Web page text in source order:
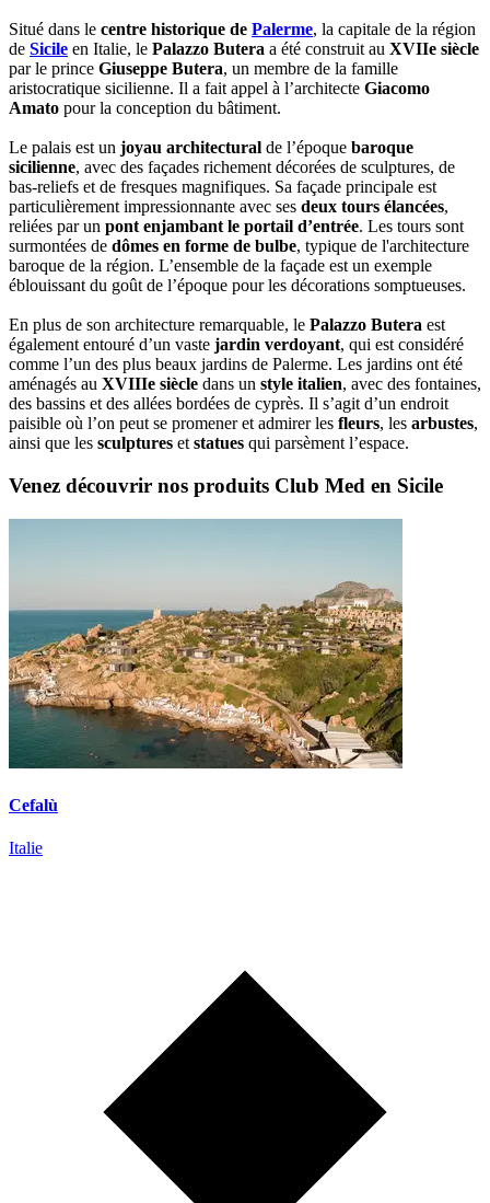
Situé dans le centre historique de Palerme, la capitale de la région
de Sicile en Italie, le Palazzo Butera a été construit au XVIIe siècle
par le prince Giuseppe Butera, un membre de la famille
aristocratique sicilienne. Il a fait appel à l’architecte Giacomo
Amato pour la conception du bâtiment.
Le palais est un joyau architectural de l’époque baroque
sicilienne, avec des façades richement décorées de sculptures, de
bas-reliefs et de fresques magnifiques. Sa façade principale est
particulièrement impressionnante avec ses deux tours élancées,
reliées par un pont enjambant le portail d’entrée. Les tours sont
surmontées de dômes en forme de bulbe, typique de l'architecture
baroque de la région. L’ensemble de la façade est un exemple
éblouissant du goût de l’époque pour les décorations somptueuses.
En plus de son architecture remarquable, le Palazzo Butera est
également entouré d’un vaste jardin verdoyant, qui est considéré
comme l’un des plus beaux jardins de Palerme. Les jardins ont été
aménagés au XVIIIe siècle dans un style italien, avec des fontaines,
des bassins et des allées bordées de cyprès. Il s’agit d’un endroit
paisible où l’on peut se promener et admirer les fleurs, les arbustes,
ainsi que les sculptures et statues qui parsèment l’espace.
Venez découvrir nos produits Club Med en Sicile
Cefalù
Italie